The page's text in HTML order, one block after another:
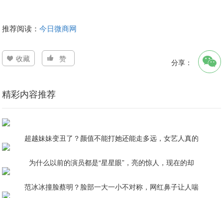
推荐阅读：今日微商网
收藏 赞 分享：
精彩内容推荐
超越妹妹变丑了？颜值不能打她还能走多远，女艺人真的
为什么以前的演员都是“星星眼”，亮的惊人，现在的却
范冰冰撞脸蔡明？脸部一大一小不对称，网红鼻子让人喘